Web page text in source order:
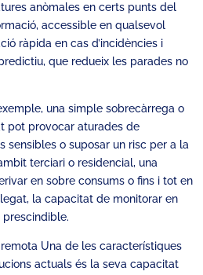
anòmales en certs punts del
accessible en qualsevol
ràpida en cas d’incidències i
que redueix les parades no
una simple sobrecàrrega o
pot provocar aturades de
sensibles o suposar un risc per a la
terciari o residencial, una
en sobre consums o fins i tot en
la capacitat de monitorar en
Una de les característiques
actuals és la seva capacitat